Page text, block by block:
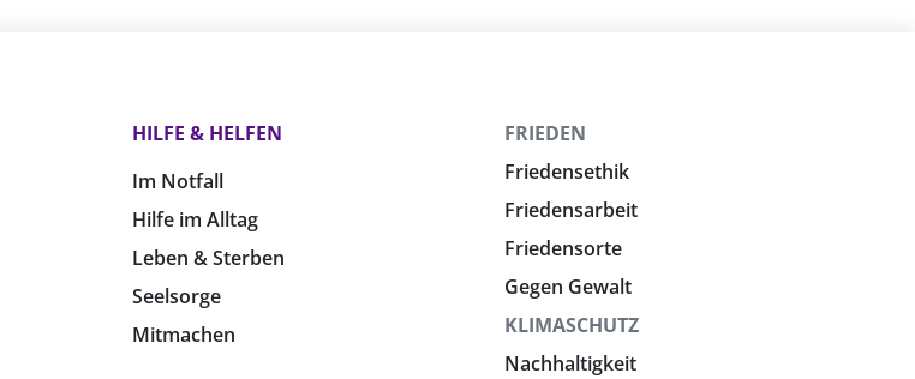
HILFE & HELFEN
Im Notfall
Hilfe im Alltag
Leben & Sterben
Seelsorge
Mitmachen
FRIEDEN
Friedensethik
Friedensarbeit
Friedensorte
Gegen Gewalt
KLIMASCHUTZ
Nachhaltigkeit